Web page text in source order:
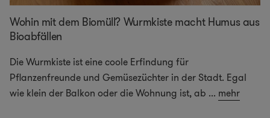
Wohin mit dem Biomüll? Wurmkiste macht Humus aus
Bioabfällen
Die Wurmkiste ist eine coole Erfindung für
Pflanzenfreunde und Gemüsezüchter in der Stadt. Egal
wie klein der Balkon oder die Wohnung ist, ab ... mehr